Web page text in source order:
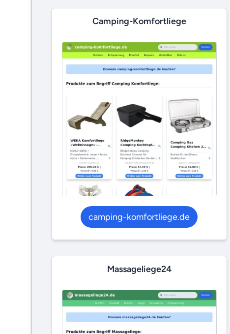
Camping-Komfortliege
camping-komfortliege.de
Massageliege24